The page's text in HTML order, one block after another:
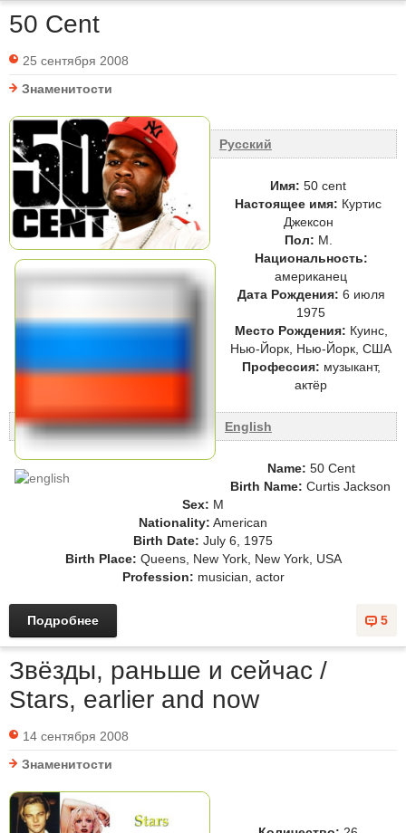
50 Cent
25 сентября 2008
Знаменитости
Русский
Имя: 50 cent
Настоящее имя: Куртис
Джексон
Пол: М.
Национальность:
американец
Дата Рождения: 6 июля
1975
Место Рождения: Куинс,
Нью-Йорк, Нью-Йорк, США
Профессия: музыкант,
актёр
English
Name: 50 Cent
Birth Name: Curtis Jackson
Sex: M
Nationality: American
Birth Date: July 6, 1975
Birth Place: Queens, New York, New York, USA
Profession: musician, actor
5
Подробнее
Звёзды, раньше и сейчас /
Stars, earlier and now
14 сентября 2008
Знаменитости